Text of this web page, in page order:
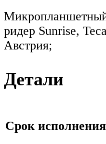
ридер Sunrise,
Австрия;
Детали
Срок исполнения